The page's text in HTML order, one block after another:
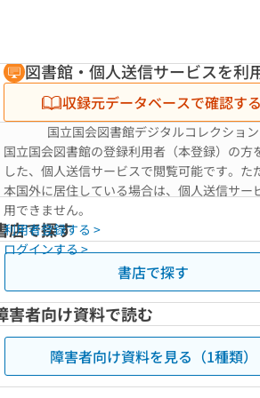
図書館・個人送信サービスを利
収録元データベースで確認する
国立国会図書館デジタルコレクション
国立国会図書館の登録利用者（本登録）の方
した、個人送信サービスで閲覧可能です。た
本国外に居住している場合は、個人送信サー
用できません。
利用者登録する >
ログインする >
店で探す
書店で探す
害者向け資料で読む
障害者向け資料を見る（1種類）